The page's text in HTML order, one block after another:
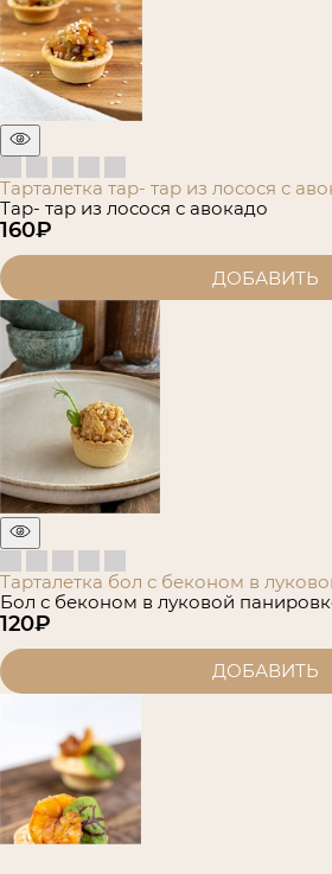
Тарталетка тар- тар из лосося с
Тар- тар из лосося с авокадо
160₽
ДОБАВИТЬ
Тарталетка бол с беконом в
Бол с беконом в луковой
120₽
ДОБАВИТЬ